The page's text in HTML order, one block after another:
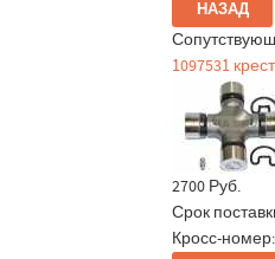
1097531
2700 Руб.
Срок
Кросс-номер: